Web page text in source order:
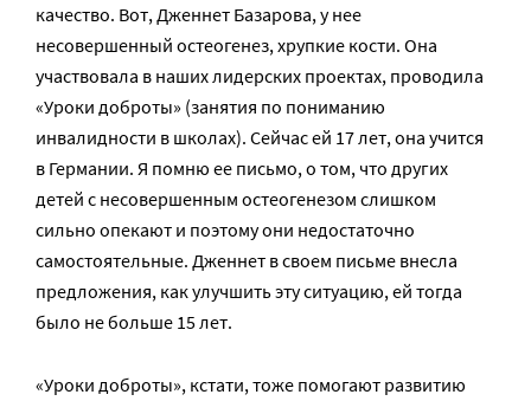
качество. Вот, Дженнет Базарова, у нее
несовершенный остеогенез, хрупкие кости. Она
участвовала в наших лидерских проектах, проводила
«Уроки доброты» (занятия по пониманию
инвалидности в школах). Сейчас ей 17 лет, она учится
в Германии. Я помню ее письмо, о том, что других
детей с несовершенным остеогенезом слишком
сильно опекают и поэтому они недостаточно
самостоятельные. Дженнет в своем письме внесла
предложения, как улучшить эту ситуацию, ей тогда
было не больше 15 лет.
«Уроки доброты», кстати, тоже помогают развитию